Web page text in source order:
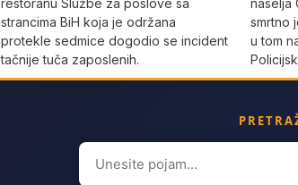
restoranu Službe za poslove sa
strancima BiH koja je održana
protekle sedmice dogodio se incident
tačnije tuča zaposlenih.
naselja
smrtno
u tom
Search
for: